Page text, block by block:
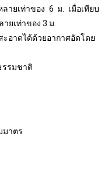
ายเท่าของ 6 ม. เมื่อเทียบ
ยเท่าของ 3 ม.
ะอาดได้ด้วยอากาศอัดโดย
รรมชาติ
มาตร